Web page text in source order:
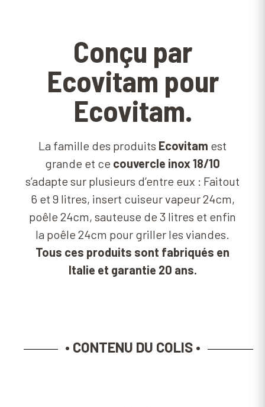
Conçu par
Ecovitam pour
Ecovitam.
La famille des produits Ecovitam est
grande et ce couvercle inox 18/10
s’adapte sur plusieurs d’entre eux : Faitout
6 et 9 litres, insert cuiseur vapeur 24cm,
poêle 24cm, sauteuse de 3 litres et enfin
la poêle 24cm pour griller les viandes.
Tous ces produits sont fabriqués en
Italie et garantie 20 ans.
• CONTENU DU COLIS •